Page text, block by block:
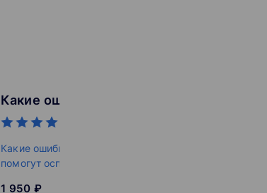
Какие ошибки и упущения контролеров
помогут оспорить доначисления
1 950 ₽